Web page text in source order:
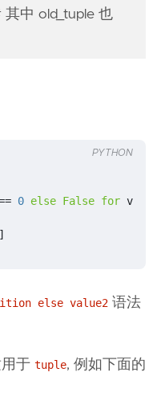
其中 old_tuple 也
0 else False for val
]
PYTHON
else value2 语法
于 tuple, 例如下面的